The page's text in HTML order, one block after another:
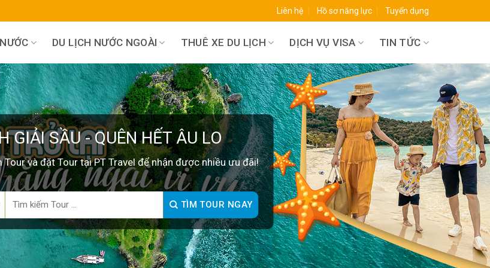
Liên hệ Hồ sơ năng lực Tuyển dụng
DU LỊCH NƯỚC NGOÀI THUÊ XE DU LỊCH DỊCH VỤ VISA TIN TỨC
GIẢI SẦU - QUÊN HẾT ÂU LO
Tour và đặt Tour tại PT Travel để nhận được nhiều ưu đãi!
TÌM TOUR NGAY